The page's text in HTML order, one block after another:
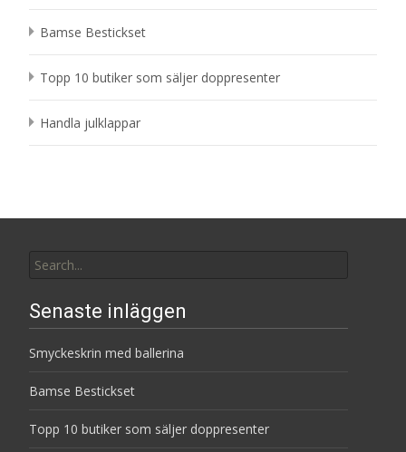
Bamse Bestickset
Topp 10 butiker som säljer doppresenter
Handla julklappar
for:
Senaste inläggen
Smyckeskrin med ballerina
Bamse Bestickset
Topp 10 butiker som säljer doppresenter